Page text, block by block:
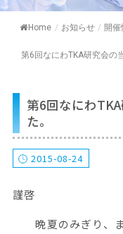
Home / お知らせ / 開催
第6回なにわTKA研究会の
第6回なにわ
た。
2015-08-24
謹啓
晩夏のみぎり、ま